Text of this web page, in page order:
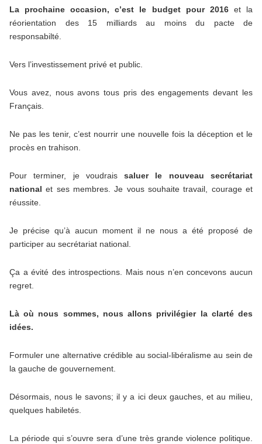
La prochaine occasion, c’est le budget pour 2016et la
réorientation des 15 milliards au moins du pacte de
responsabilté.
Vers l’investissement privé et public.
Vous avez, nous avons tous pris des engagements devant les
Français.
Ne pas les tenir, c’est nourrir une nouvelle fois la déception et le
procès en trahison.
Pour terminer, je voudraissaluer le nouveau secrétariat
national et ses membres. Je vous souhaite travail, courage et
réussite.
Je précise qu’à aucun moment il ne nous a été proposé de
participer au secrétariat national.
Ça a évité des introspections. Mais nous n’en concevons aucun
regret.
Là où nous sommes, nous allons privilégier la clarté des
idées.
Formuler une alternative crédible au social-libéralisme au sein de
la gauche de gouvernement.
Désormais, nous le savons; il y a ici deux gauches, et au milieu,
quelques habiletés.
La période qui s’ouvre sera d’une très grande violence politique.